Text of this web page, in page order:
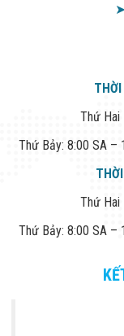
Thứ Hai
Thứ Bảy: 8:00 SA –
Thứ Hai
Thứ Bảy: 8:00 SA –